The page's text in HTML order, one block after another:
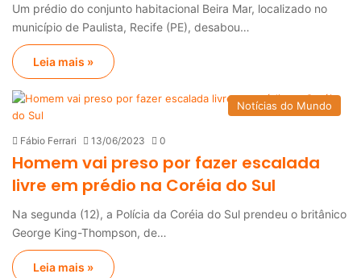
Um prédio do conjunto habitacional Beira Mar, localizado no
município de Paulista, Recife (PE), desabou…
Leia mais »
Notícias do Mundo
Fábio Ferrari 13/06/2023 0
Homem vai preso por fazer escalada
livre em prédio na Coréia do Sul
Na segunda (12), a Polícia da Coréia do Sul prendeu o britânico
George King-Thompson, de…
Leia mais »